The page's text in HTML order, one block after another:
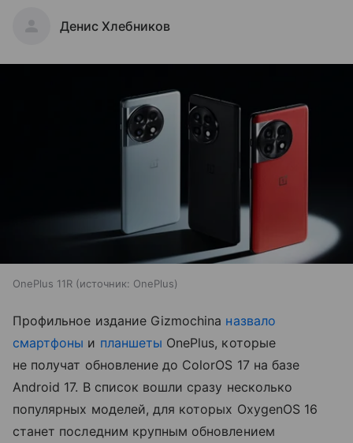
Денис Хлебников
OnePlus 11R источник: OnePlus
Профильное издание Gizmochina назвало
смартфоны и планшеты OnePlus, которые
не получат обновление до ColorOS 17 на базе
Android 17. В список вошли сразу несколько
популярных моделей, для которых OxygenOS 16
станет последним крупным обновлением